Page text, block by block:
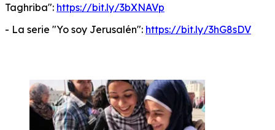
Taghriba": https://bit.ly/3bXNAVp
- La serie "Yo soy Jerusalén": https://bit.ly/3hG8sDV